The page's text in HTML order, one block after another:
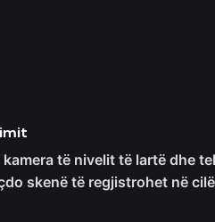
kamera të nivelit të lartë dhe
skenë të regjistrohet në